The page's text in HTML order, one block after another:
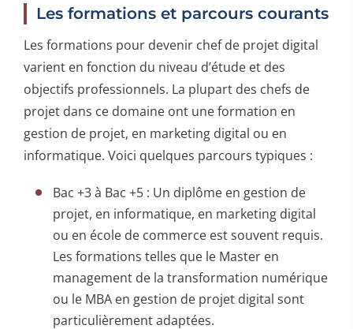
Les formations et parcours courants
Les formations pour devenir chef de projet digital
varient en fonction du niveau d’étude et des
objectifs professionnels. La plupart des chefs de
projet dans ce domaine ont une formation en
gestion de projet, en marketing digital ou en
informatique. Voici quelques parcours typiques :
Bac +3 à Bac +5 : Un diplôme en gestion de
projet, en informatique, en marketing digital
ou en école de commerce est souvent requis.
Les formations telles que le Master en
management de la transformation numérique
ou le MBA en gestion de projet digital sont
particulièrement adaptées.